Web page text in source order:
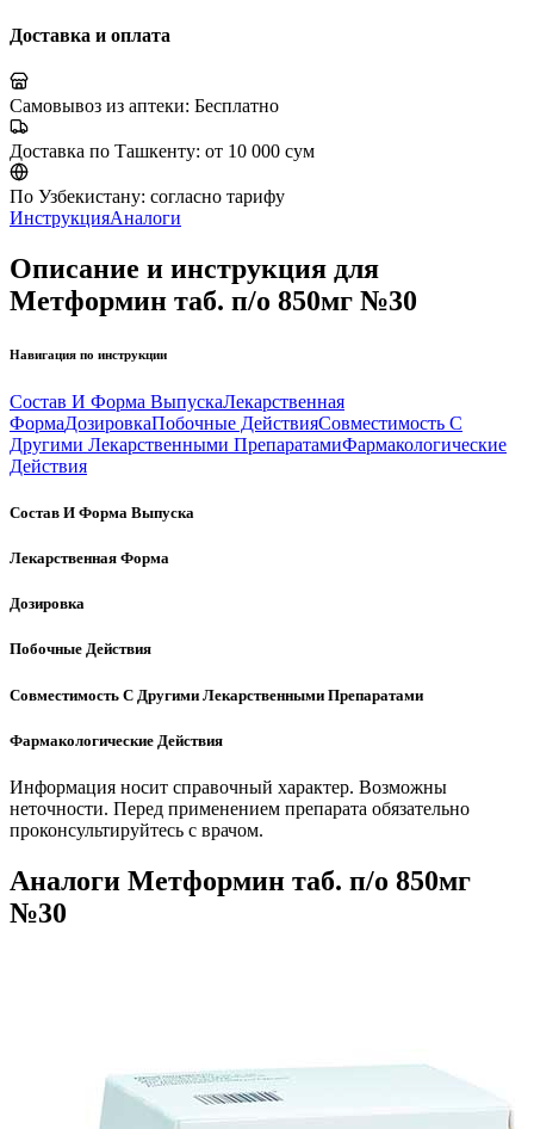
Доставка и оплата
Самовывоз из аптеки: Бесплатно
Доставка по Ташкенту: от 10 000 сум
По Узбекистану: согласно тарифу
ИнструкцияАналоги
Описание и инструкция для
Метформин таб. п/о 850мг №30
Навигация по инструкции
Состав И Форма ВыпускаЛекарственная
ФормаДозировкаПобочные ДействияСовместимость С
Другими Лекарственными ПрепаратамиФармакологические
Действия
Состав И Форма Выпуска
Лекарственная Форма
Дозировка
Побочные Действия
Совместимость С Другими Лекарственными Препаратами
Фармакологические Действия
Информация носит справочный характер. Возможны
неточности. Перед применением препарата обязательно
проконсультируйтесь с врачом.
Аналоги Метформин таб. п/о 850мг
№30